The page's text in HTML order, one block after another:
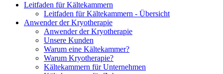
Leitfaden für Kältekammern
Leitfaden für Kältekammern - Übersicht
Anwender der Kryotherapie
Anwender der Kryotherapie
Unsere Kunden
Warum eine Kältekammer?
Warum Kryotherapie?
Kältekammern für Unternehmen